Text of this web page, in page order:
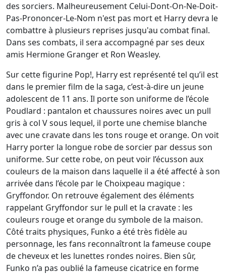
des sorciers. Malheureusement Celui-Dont-On-Ne-Doit-
Pas-Prononcer-Le-Nom n'est pas mort et Harry devra le
combattre à plusieurs reprises jusqu'au combat final.
Dans ses combats, il sera accompagné par ses deux
amis Hermione Granger et Ron Weasley.
Sur cette figurine Pop!, Harry est représenté tel qu’il est
dans le premier film de la saga, c’est-à-dire un jeune
adolescent de 11 ans. Il porte son uniforme de l’école
Poudlard : pantalon et chaussures noires avec un pull
gris à col V sous lequel, il porte une chemise blanche
avec une cravate dans les tons rouge et orange. On voit
Harry porter la longue robe de sorcier par dessus son
uniforme. Sur cette robe, on peut voir l’écusson aux
couleurs de la maison dans laquelle il a été affecté à son
arrivée dans l’école par le Choixpeau magique :
Gryffondor. On retrouve également des éléments
rappelant Gryffondor sur le pull et la cravate : les
couleurs rouge et orange du symbole de la maison.
Côté traits physiques, Funko a été très fidèle au
personnage, les fans reconnaîtront la fameuse coupe
de cheveux et les lunettes rondes noires. Bien sûr,
Funko n’a pas oublié la fameuse cicatrice en forme